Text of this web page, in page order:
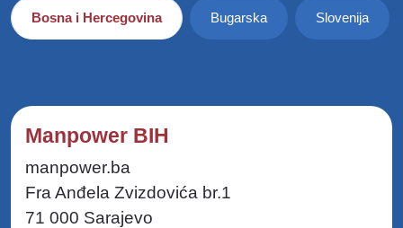
Bosna i Hercegovina Bugarska Slovenija
Manpower BIH
manpower.ba
Fra Anđela Zvizdovića br.1
71 000 Sarajevo